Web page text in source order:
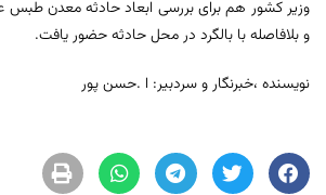
وزیر کشور هم برای بررسی ابعاد حادثه معدن
و بلافاصله با بالگرد در محل حادثه حضور یافت.
نویسنده ،خبرنگار و سردبیر: ا .حسن پور